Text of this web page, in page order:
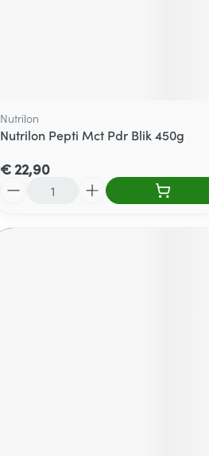
Nutrilon
Nutrilon Pepti Mct Pdr Blik 450g
€ 22,90